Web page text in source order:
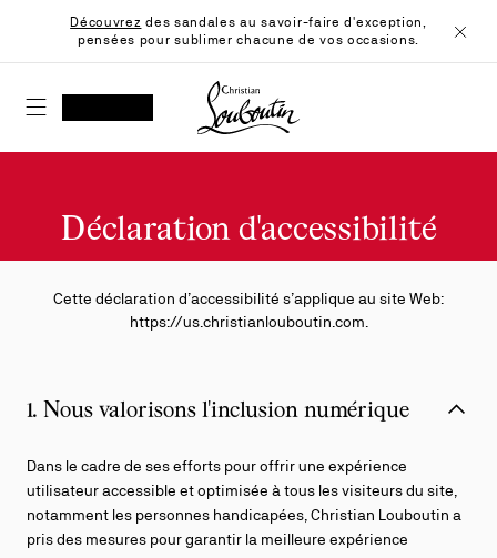
Découvrez des sandales au savoir-faire d'exception,
pensées pour sublimer chacune de vos occasions.
SHOPPING CART
Christian Louboutin - Accueil
Déclaration d'accessibilité
Cette déclaration d’accessibilité s’applique au site Web:
https://us.christianlouboutin.com
1. Nous valorisons l'inclusion numérique
Dans le cadre de ses efforts pour offrir une expérience
utilisateur accessible et optimisée à tous les visiteurs du site,
notamment les personnes handicapées, Christian Louboutin a
pris des mesures pour garantir la meilleure expérience